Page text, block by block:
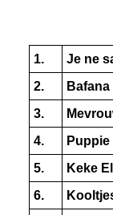
1. Je ne
2.
3.
4.
5.
Keke
6.